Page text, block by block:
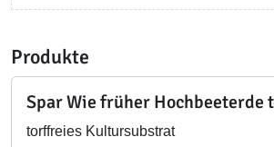
Produkte
Spar Wie früher
torffreies Kultursubstrat